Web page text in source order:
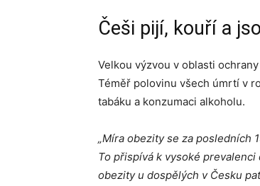
Češi pijí, kouří a
Velkou výzvou v oblasti
Téměř polovinu všech úmrtí v
tabáku a konzumaci alkoholu.
„Míra obezity se za posledních
To přispívá k vysoké
obezity u dospělých v Česku